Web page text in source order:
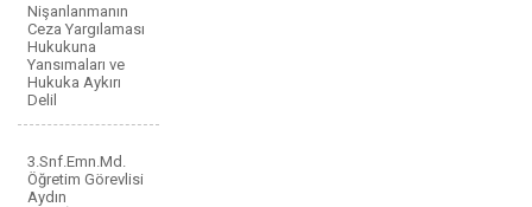
Nişanlanmanın
Ceza Yargılaması
Hukukuna
Yansımaları ve
Hukuka Aykırı
Delil
3.Snf.Emn.Md.
Öğretim Görevlisi
Aydın